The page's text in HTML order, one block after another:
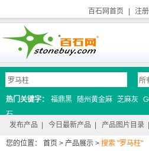
百石网首页 注
热门关键字： 福鼎黑 随州黄金麻 芝麻灰
石
发布产品
今日最新产品 产品图片目录
您的位置： 首页 > 产品展示 > 搜索 "罗马柱"